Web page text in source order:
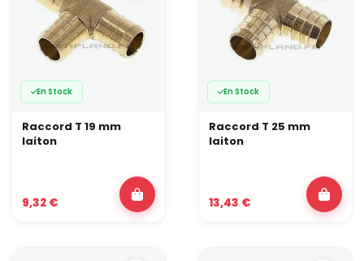
En Stock
Raccord T 19 mm
laiton
9,32 €
En Stock
Raccord T 25 mm
laiton
13,43 €